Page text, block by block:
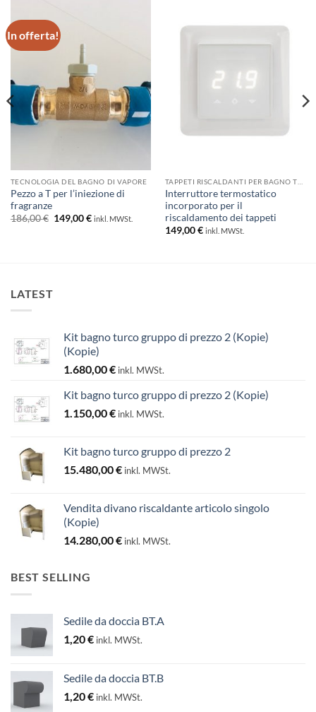
In offerta!
TECNOLOGIA DEL BAGNO DI VAPORE
Pezzo a T per l’iniezione di
fragranze
186,00€ Il
prezzo
149,00€Ilinkl. MWSt.
Interruttore termostatico
incorporato per il
riscaldamento dei tappeti
149,00€ inkl. MWSt.
LATEST
Kit bagno turco gruppo di prezzo 2 (Kopie)
(Kopie)
1.680,00€ inkl. MWSt.
Kit bagno turco gruppo di prezzo 2 (Kopie)
1.150,00€ inkl. MWSt.
Kit bagno turco gruppo di prezzo 2
15.480,00€ inkl. MWSt.
Vendita divano riscaldante articolo singolo
(Kopie)
14.280,00€ inkl. MWSt.
BEST SELLING
Sedile da doccia BT.A
1,20€ inkl. MWSt.
Sedile da doccia BT.B
1,20€ inkl. MWSt.